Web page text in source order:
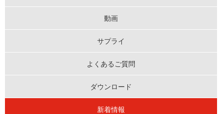
動画
サプライ
よくあるご質問
ダウンロード
新着情報